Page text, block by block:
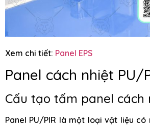
Xem chi tiết: Panel EPS
Panel cách nhiệt PU/
Cấu tạo tấm panel cách
Panel PU/PIR là một loại vật liệu có